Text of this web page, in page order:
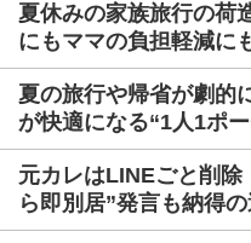
夏休みの家族旅行の荷
にもママの負担軽減に
夏の旅行や帰省が劇的
が快適になる“1人1ポ
元カレはLINEごと削除
ら即別居”発言も納得